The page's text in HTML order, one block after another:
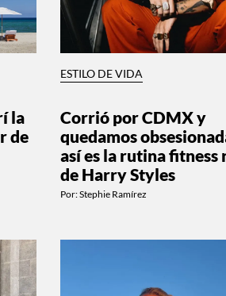
la
de
ESTILO DE VIDA
Corrió por CDMX y
quedamos
así es la rutina fitness
de Harry Styles
Por:Stephie Ramírez